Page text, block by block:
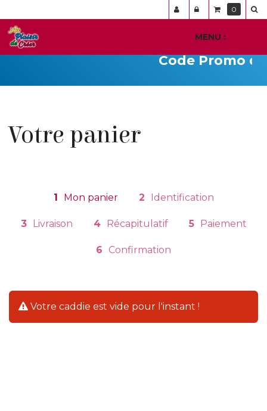
MENU :
Code Promo
Votre panier
1 Mon panier 2 Identification
3 Livraison 4 Récapitulatif 5 Paiement
6 Confirmation
Votre caddie est vide pour l'instant !
0